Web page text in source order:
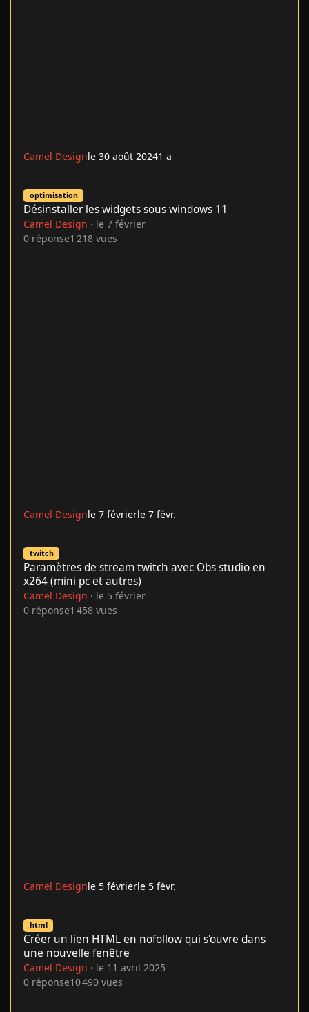
Camel Designle 30 août 20241 a
optimisation
Désinstaller les widgets sous windows 11
Camel Design · le 7 février
0 réponse1 218 vues
Camel Designle 7 févrierle 7 févr.
twitch
Paramètres de stream twitch avec Obs studio en
x264 (mini pc et autres)
Camel Design · le 5 février
0 réponse1 458 vues
Camel Designle 5 févrierle 5 févr.
html
Créer un lien HTML en nofollow qui s'ouvre dans
une nouvelle fenêtre
Camel Design · le 11 avril 2025
0 réponse10 490 vues